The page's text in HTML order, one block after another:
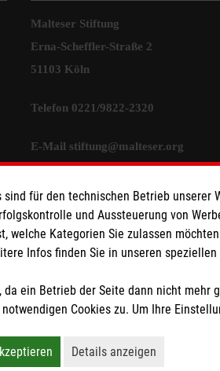
Malteser Stiftung
Erna-Scheffler-Straße 2
51103 Köln
Telefon 0221/9822-2320
E-Mail stiftung@malteser.org
Transparenz
und Gewerbesteuer befreit.
für den technischen Betrieb
und Aussteuerung von
Kategorien Sie zulassen
Infos finden Sie in unseren
ein Betrieb der Seite dann nicht mehr
Cookies zu. Um Ihre
Cookies ab
Akzeptiert alle Cookies einschließlich
Details anzeigen